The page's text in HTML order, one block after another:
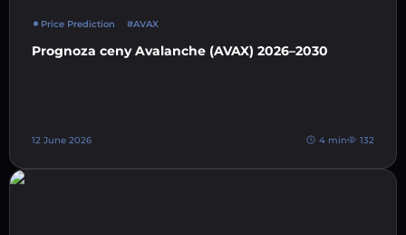
Price Prediction #AVAX
Prognoza ceny Avalanche (AVAX) 2026–2030
12 June 2026 4 min 132